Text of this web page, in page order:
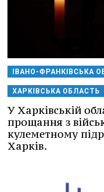
ІВАНО-ФРАНКІВСЬКА
ХАРКІВСЬКА ОБЛАСТЬ
У Харківській
прощання з
кулеметному
Харків.